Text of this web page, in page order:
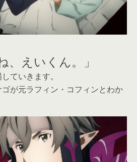
、えいくん。」
ていきます。
が元ラフィン・コフィンとわか